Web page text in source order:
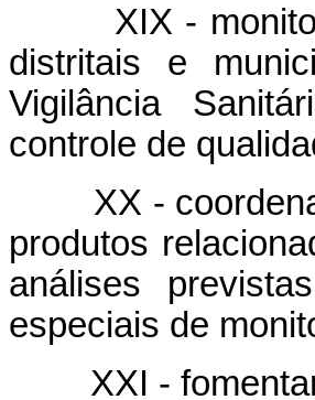
XIX - monitorar
distritais e
Vigilância
controle de
XX - coordenar
produtos
análises
especiais de
XXI - fomentar